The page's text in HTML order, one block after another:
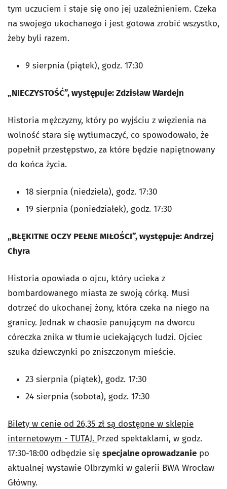
tym uczuciem i staje się ono jej uzależnieniem. Czeka
na swojego ukochanego i jest gotowa zrobić wszystko,
żeby byli razem.
9 sierpnia (piątek), godz. 17:30
„NIECZYSTOŚĆ”, występuje: Zdzisław Wardejn
Historia mężczyzny, który po wyjściu z więzienia na
wolność stara się wytłumaczyć, co spowodowało, że
popełnił przestępstwo, za które będzie napiętnowany
do końca życia.
18 sierpnia (niedziela), godz. 17:30
19 sierpnia (poniedziałek), godz. 17:30
„BŁĘKITNE OCZY PEŁNE MIŁOŚCI”, występuje: Andrzej
Chyra
Historia opowiada o ojcu, który ucieka z
bombardowanego miasta ze swoją córką. Musi
dotrzeć do ukochanej żony, która czeka na niego na
granicy. Jednak w chaosie panującym na dworcu
córeczka znika w tłumie uciekających ludzi. Ojciec
szuka dziewczynki po zniszczonym mieście.
23 sierpnia (piątek), godz. 17:30
24 sierpnia (sobota), godz. 17:30
Bilety w cenie od 26,35 zł są dostępne w sklepie
internetowym - TUTAJ. Przed spektaklami, w godz.
17:30-18:00 odbędzie się specjalne oprowadzanie po
aktualnej wystawie Olbrzymki w galerii BWA Wrocław
Główny.